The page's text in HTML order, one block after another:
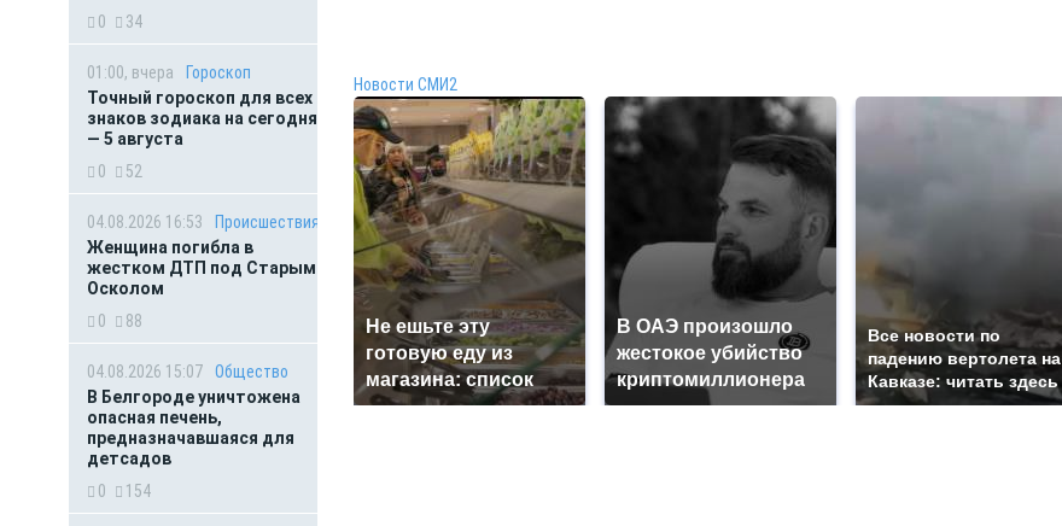
0
34
01:00, вчера
Гороскоп
Точный гороскоп для всех
знаков зодиака на сегодня
— 5 августа
0
52
04.08.2026 16:53
Происшествия
Женщина погибла в
жестком ДТП под Старым
Осколом
0
88
04.08.2026 15:07
Общество
В Белгороде уничтожена
опасная печень,
предназначавшаяся для
детсадов
0
154
Новости СМИ2
Не ешьте эту
готовую еду из
магазина: список
В ОАЭ произошло
жестокое убийство
криптомиллионера
Все новости по
падению вертолета на
Кавказе: читать здесь